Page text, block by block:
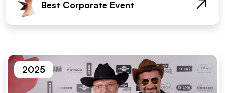
Best Corporate Event
2025